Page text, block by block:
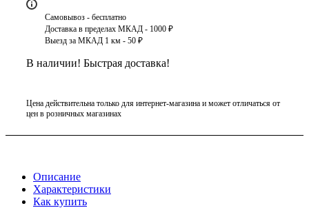
Самовывоз - бесплатно
Доставка в пределах МКАД - 1000 ₽
Выезд за МКАД 1 км - 50 ₽
В наличии! Быстрая доставка!
Цена действительна только для интернет-магазина и может отличаться от
цен в розничных магазинах
Описание
Характеристики
Как купить